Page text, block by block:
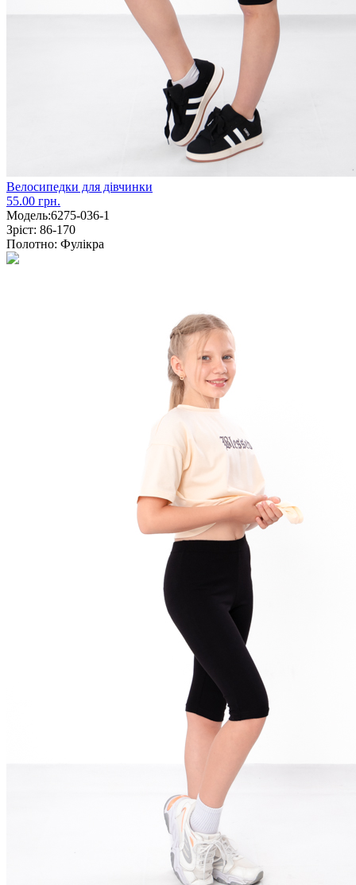
Велосипедки для дівчинки
55.00 грн.
Модель:6275-036-1
Зріст: 86-170
Полотно: Фулікра